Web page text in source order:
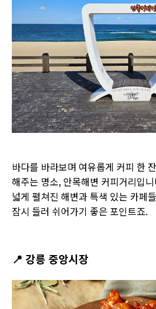
바다를 바라보며 여유롭게 커피 한
해주는 명소, 안목해변 커피거리입
넓게 펼쳐진 해변과 특색 있는 카페
잠시 들러 쉬어가기 좋은 포인트죠.
📍 강릉 중앙시장